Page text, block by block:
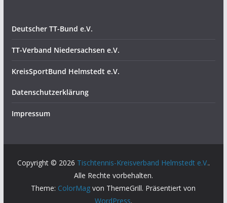
Deutscher TT-Bund e.V.
TT-Verband Niedersachsen e.V.
KreisSportBund Helmstedt e.V.
Datenschutzerklärung
Impressum
Copyright © 2026 Tischtennis-Kreisverband Helmstedt e.V..
Alle Rechte vorbehalten.
Theme: ColorMag von ThemeGrill. Präsentiert von
WordPress.